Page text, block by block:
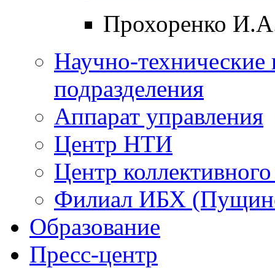
Прохоренко
Научно-технические
подразделения
Аппарат управления
Центр НТИ
Центр
Филиал ИБХ
Образование
Пресс-центр